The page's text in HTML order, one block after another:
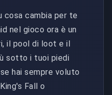
cosa cambia per te
nel gioco ora è un
il pool di loot e il
sotto i tuoi piedi
hai sempre voluto
Fall o